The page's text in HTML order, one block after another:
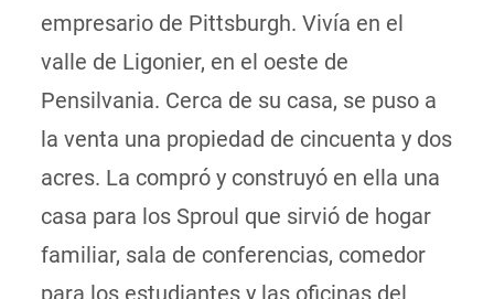
empresario de Pittsburgh. Vivía en el
valle de Ligonier, en el oeste de
Pensilvania. Cerca de su casa, se puso a
la venta una propiedad de cincuenta y dos
acres. La compró y construyó en ella una
casa para los Sproul que sirvió de hogar
familiar, sala de conferencias, comedor